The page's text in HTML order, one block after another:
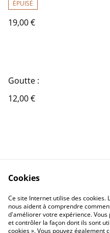
ÉPUISÉ
19,00 €
Goutte :
12,00 €
Contact Us
Privacy Policy
Cookies
Ce site Internet utilise des cookies.
nous aident à comprendre
d'améliorer votre expérience. Vous
et contrôler la façon dont ils sont
cookies ». Vous pouvez également